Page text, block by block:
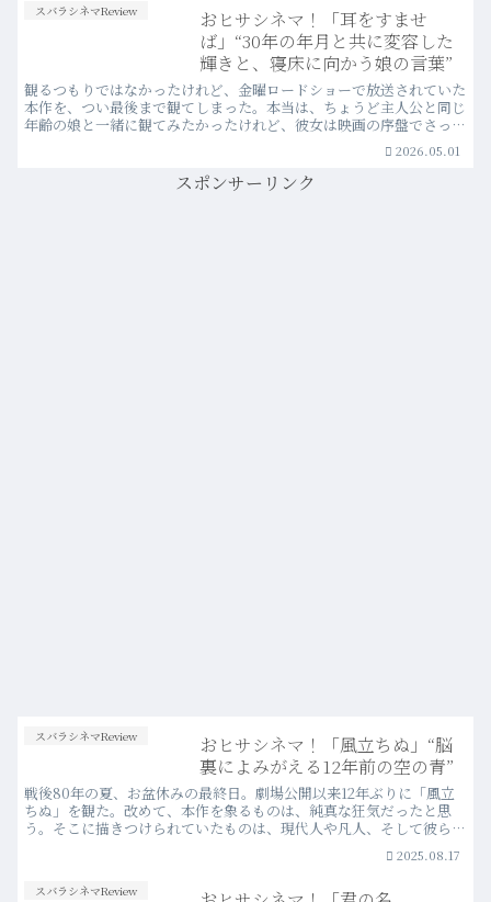
スバラシネマReview
おヒサシネマ！「耳をすませ
ば」“30年の年月と共に変容した
輝きと、寝床に向かう娘の言葉”
観るつもりではなかったけれど、金曜ロードショーで放送されていた
本作を、つい最後まで観てしまった。本当は、ちょうど主人公と同じ
年齢の娘と一緒に観てみたかったけれど、彼女は映画の序盤でさっさ
2026.05.01
スポンサーリンク
スバラシネマReview
おヒサシネマ！「風立ちぬ」“脳
裏によみがえる12年前の空の青”
戦後80年の夏、お盆休みの最終日。劇場公開以来12年ぶりに「風立
ちぬ」を観た。改めて、本作を象るものは、純真な狂気だったと思
う。そこに描きつけられていたものは、現代人や凡人、そして彼ら以
外の他人には理解し難く、あるいは理解する必要もない、孤独で崇高
2025.08.17
スバラシネマReview